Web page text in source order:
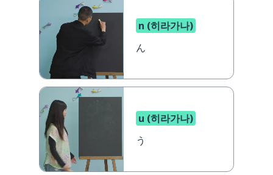
n (히라가나)
ん
u (히라가나)
う